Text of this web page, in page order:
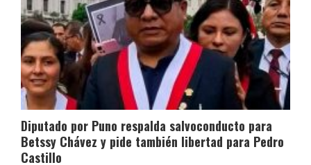
Diputado por Puno respalda salvoconducto para
Betssy Chávez y pide también libertad para Pedro
Castillo